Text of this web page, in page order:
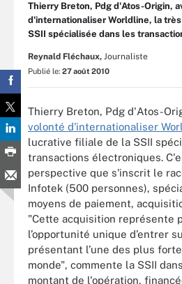
Thierry Breton, Pdg d'Atos-Origin,
d'internationaliser Worldline, la
SSII spécialisée dans les
Reynald Fléchaux, Journaliste
Publié le: 27 août 2010
Thierry Breton, Pdg d'Atos-
volonté d'internationaliser
lucrative filiale de la SSII
transactions électroniques.
perspective que s'inscrit le
Infotek (500 personnes),
moyens de paiement,
"Cette acquisition représente
l’opportunité unique d’entrer
présentant l’une des plus
monde", commente la SSII
montant de l'opération,